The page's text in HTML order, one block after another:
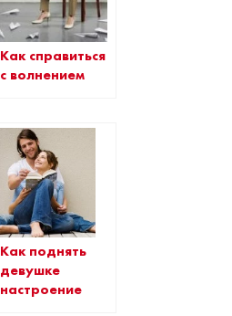
Как справиться
с волнением
Как поднять
девушке
настроение